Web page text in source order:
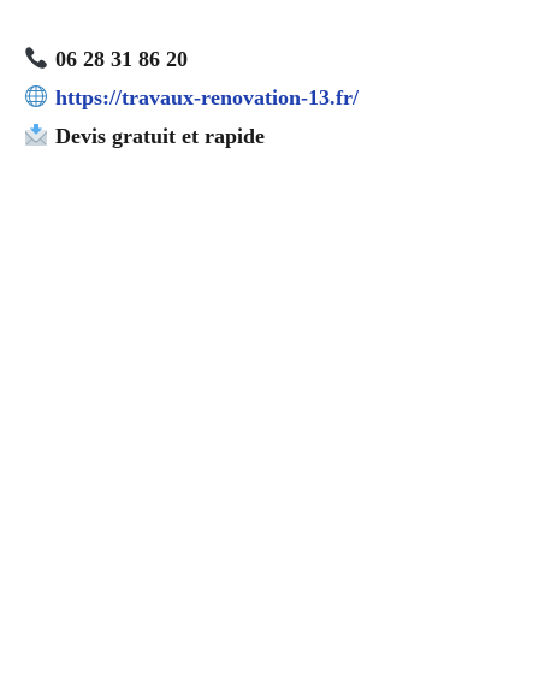
06 28 31 86 20
https://travaux-renovation-13.fr/
Devis gratuit et rapide